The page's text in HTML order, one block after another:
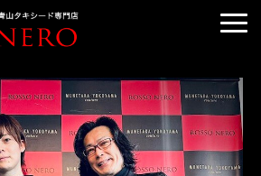
TUXEDO RENTAL
TUXEDO RANKING
KIMONO DRESS